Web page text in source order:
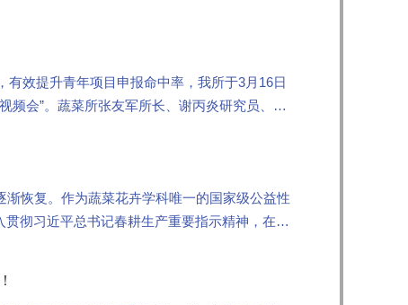
效提升青年项目申报命中率，我所于3月16日
频会”。蔬菜所张友军所长、谢丙炎研究员、王
恢复。作为蔬菜花卉学科唯一的国家级公益性
彻习近平总书记春耕生产重要指示精神，在疫